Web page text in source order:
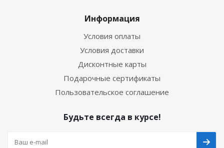
Информация
Условия оплаты
Условия доставки
Дисконтные карты
Подарочные сертификаты
Пользовательское соглашение
Будьте всегда в курсе!